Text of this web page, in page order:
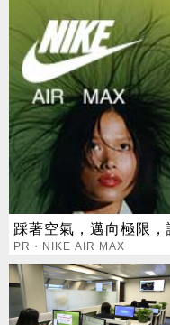
踩著空氣，邁向極限
PR・NIKE AIR MAX